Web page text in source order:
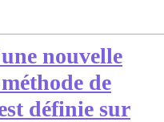
nouvelle
de
définie sur